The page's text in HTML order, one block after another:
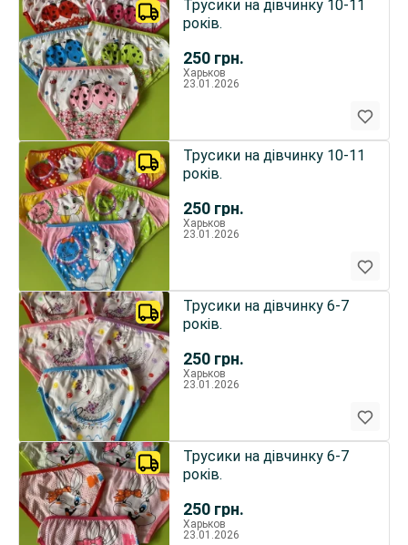
250 грн.
Трусики на дівчинку 10-11
років.
Харьков
23.01.2026
250 грн.
Трусики на дівчинку 10-11
років.
Харьков
23.01.2026
250 грн.
Трусики на дівчинку 6-7
років.
Харьков
23.01.2026
250 грн.
Трусики на дівчинку 6-7
років.
Харьков
23.01.2026